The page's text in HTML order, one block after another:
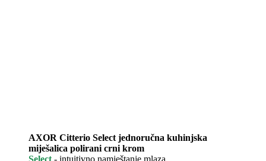
AXOR Citterio Select jednoručna kuhinjska
miješalica polirani crni krom
Select - intuitivno namještanje mlaza